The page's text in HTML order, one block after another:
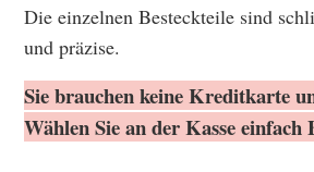
Die einzelnen Besteckteile sind
und präzise.
Sie brauchen keine Kreditkarte
Wählen Sie an der Kasse einfach